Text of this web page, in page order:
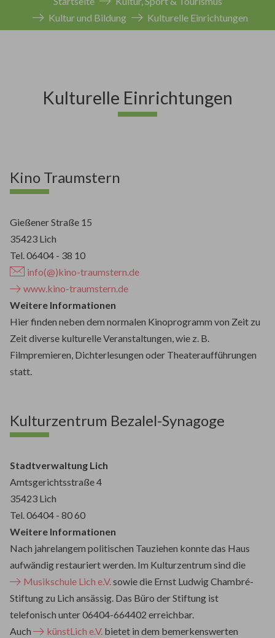
Kultur und Bildung
Kulturelle Einrichtungen
Kulturelle Einrichtungen
Kino Traumstern
Gießener Straße 15
35423 Lich
Tel. 06404 - 38 10
info(@)kino-traumstern.de
www.kino-traumstern.de
Weitere Informationen
Hier finden neben dem normalen Kinoprogramm von Zeit zu
Zeit diverse kulturelle Veranstaltungen, wie z. B.
Filmpremieren, Dichterlesungen oder Theateraufführungen
statt.
Kulturzentrum Bezalel-Synagoge
Stadtverwaltung Lich
Amtsgerichtsstraße 4
35423 Lich
Tel. 06404 - 80 60
Weitere Informationen
Nach jahrelangem politischen Tauziehen konnte das Haus
aufwändig restauriert werden. Im Kulturzentrum sind die
Musikschule Lich e.V.sowie die Ernst Ludwig Chambré-
Stiftung zu Lich ansässig. Das Büro der Stiftung ist
telefonisch unter 06404-664402 erreichbar.
Auch
künstLich e.V. bietet in dem bemerkenswerten